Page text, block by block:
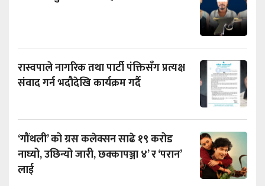
रास्वपाले नागरिक तथा पार्टी पंक्तिसँग प्रत्यक्ष
संवाद गर्न भदौदेखि कार्यक्रम गर्दै
‘गौंथली’ को ग्रस कलेक्सन साढे १९ करोड
नाघ्यो, उछिन्यो जारी, छक्कापञ्जा ४’ र ‘परान’
लाई